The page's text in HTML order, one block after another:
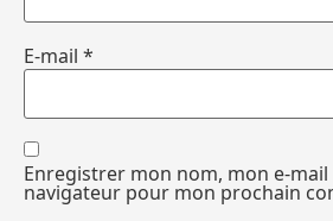
E-mail *
Enregistrer mon nom, mon e-
navigateur pour mon prochain